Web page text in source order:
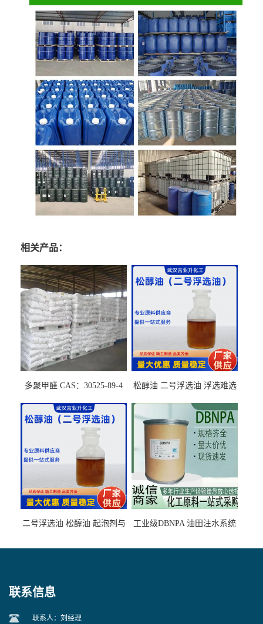
相关产品：
多聚甲醛 CAS：30525-89-4
松醇油 二号浮选油 浮选难选
石墨矿
二号浮选油 松醇油 起泡剂与
工业级DBNPA 油田注水系统
联系信息
联系人：刘经理